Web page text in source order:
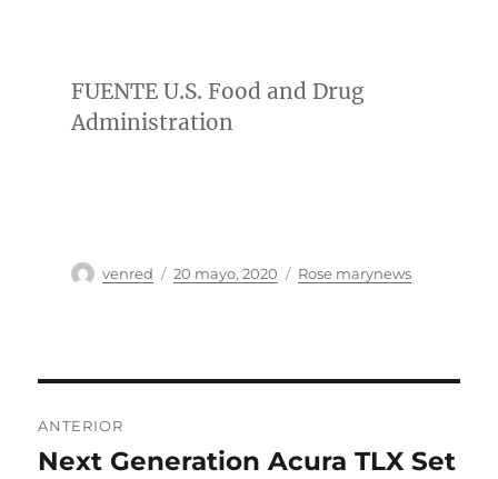
FUENTE U.S. Food and Drug
Administration
Autor
venred
Publicado
20 mayo, 2020 Categorías
Rose marynews
de
ANTERIOR
Entrada
Next Generation Acura TLX Set